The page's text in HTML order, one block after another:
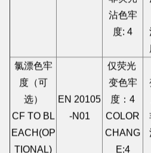
非荧光
沾色牢
氯漂色牢
度（可
选）
CF TO BL
EACH(OP
EN 20105
仅荧光
变色牢
度：4
COLOR
CHANG